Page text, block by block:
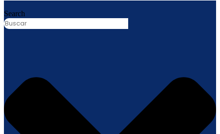
Search